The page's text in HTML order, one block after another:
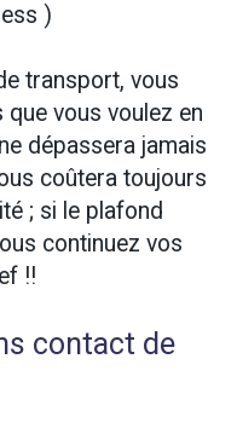
)
transport, vous
vous voulez en
dépassera jamais
coûtera toujours
; si le plafond
continuez vos
!!
contact de